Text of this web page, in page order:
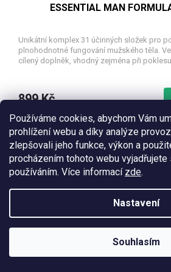
Používáme cookies, abychom Vám
prohlížení webu a díky analýze
zlepšovali jeho funkce, výkon a
procházením tohoto webu vyjadřujete
používáním. Více informací zde.
Nastavení
Souhlasím
ESSENTIAL MAN
Unikátní komplex 31 účinných složek pro
plnohodnotné fungování mužského těla.
cílený doplněk, vhodný zejména při
899 Kč
Tip